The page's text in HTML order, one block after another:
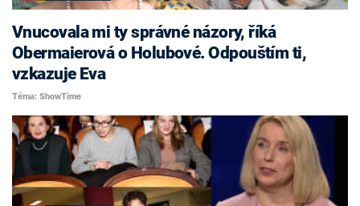
Vnucovala mi ty správné názory, říká
Obermaierová o Holubové. Odpouštím ti,
vzkazuje Eva
Téma: ShowTime